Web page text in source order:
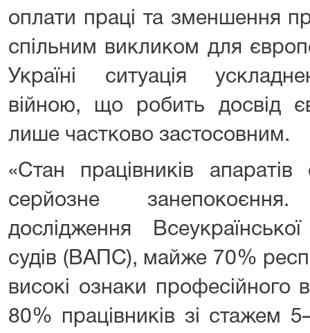
оплати праці та зменшення
спільним викликом для
Україні ситуація
війною, що робить досвід
лише частково застосовним.
«Стан працівників апаратів
серйозне
дослідження Всеукраїнської
судів (ВАПС), майже 70%
високі ознаки професійного
80% працівників зі стажем